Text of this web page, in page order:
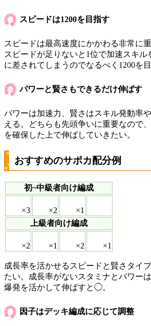
スピードは1200を目指す
スピードは最高速度にかかわる非常に
スピードが足りないと1位で加速スキル
に差されてしまうのでなるべく1200を目
パワーと賢さもできるだけ伸ばす
パワーは加速力、賢さはスキル発動率
える。どちらも先頭争いに重要なので
を確保した上で伸ばしていきたい。
おすすめのサポカ配分例
初~中級者向け編成
×3 ×2
×1
上級者向け編成
×2 ×1 ×2 ×1
成長率を活かせるスピードと賢さタイ
たい。成長率がないスタミナとパワー
爆発を活かして伸ばすと◯。
因子はデッキ編成に応じて調整